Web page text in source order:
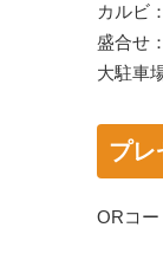
カルビ
盛合せ
大駐車
プレ
ORコ